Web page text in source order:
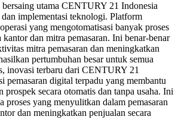
bersaing utama CENTURY 21 Indonesia
dan implementasi teknologi. Platform
yang mengotomatisasi banyak proses
kantor dan mitra pemasaran. Ini benar-benar
mitra pemasaran dan meningkatkan
pertumbuhan besar untuk semua
inovasi terbaru dari CENTURY 21
pemasaran digital terpadu yang membantu
prospek secara otomatis dan tanpa usaha. Ini
proses yang menyulitkan dalam pemasaran
dan meningkatkan penjualan secara